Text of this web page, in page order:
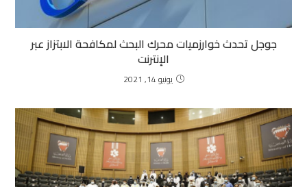
جوجل تحدث خوارزميات محرك البحث لمكافحة الابتزاز عبر
الإنترنت
يونيو 14, 2021